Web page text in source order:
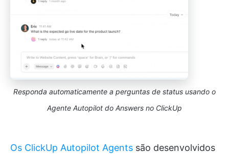
Responda automaticamente a perguntas de status usando o
Agente Autopilot do Answers no ClickUp
Os ClickUp Autopilot Agents são desenvolvidos